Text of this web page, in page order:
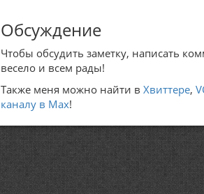
Обсуждение
Чтобы обсудить заметку, написать
весело и всем рады!
Также меня можно найти в Хвиттере,
каналу в Max!